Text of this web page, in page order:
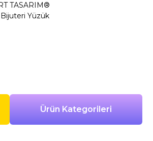
TASARIM®
Yüzük
Ürün Kategorileri